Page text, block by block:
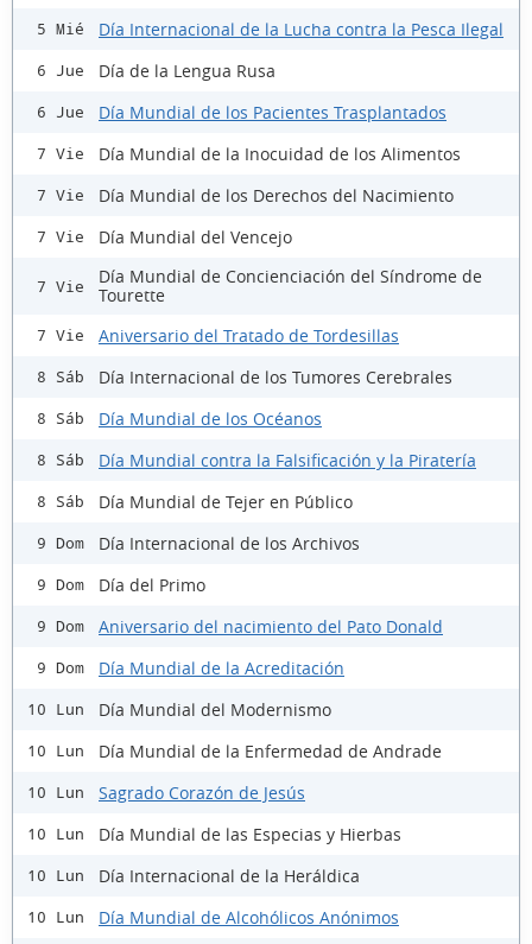
5 Mié Día Internacional de la Lucha contra la Pesca Ilegal
6 Jue Día de la Lengua Rusa
6 Jue Día Mundial de los Pacientes Trasplantados
7 Vie Día Mundial de la Inocuidad de los Alimentos
7 Vie Día Mundial de los Derechos del Nacimiento
7 Vie Día Mundial del Vencejo
7 Vie
Día Mundial de Concienciación del Síndrome de
Tourette
7 Vie Aniversario del Tratado de Tordesillas
8 Sáb Día Internacional de los Tumores Cerebrales
8 Sáb Día Mundial de los Océanos
8 Sáb Día Mundial contra la Falsificación y la Piratería
8 Sáb Día Mundial de Tejer en Público
9 Dom Día Internacional de los Archivos
9 Dom Día del Primo
9 Dom Aniversario del nacimiento del Pato Donald
9 Dom Día Mundial de la Acreditación
10 Lun Día Mundial del Modernismo
10 Lun Día Mundial de la Enfermedad de Andrade
10 Lun Sagrado Corazón de Jesús
10 Lun Día Mundial de las Especias y Hierbas
10 Lun Día Internacional de la Heráldica
10 Lun Día Mundial de Alcohólicos Anónimos